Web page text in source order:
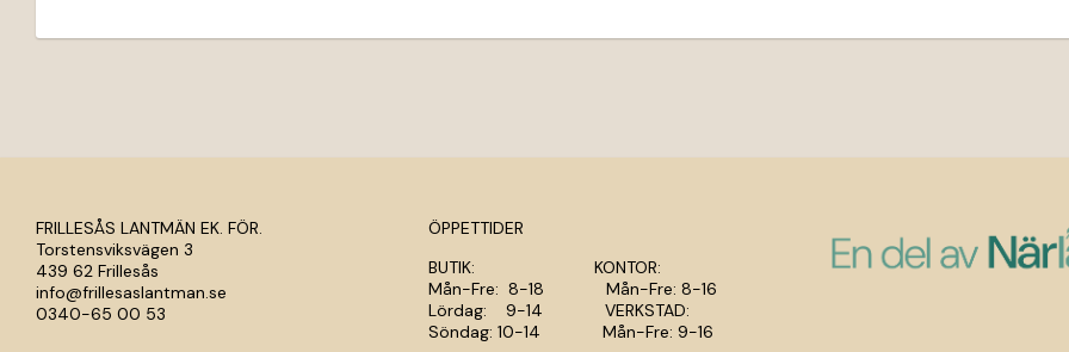
FRILLESÅS LANTMÄN EK. FÖR.
Torstensviksvägen 3
439 62 Frillesås
info@frillesaslantman.se
0340-65 00 53
ÖPPETTIDER
BUTIK: KONTOR:
Mån-Fre: 8-18 Mån-Fre: 8-16
Lördag: 9-14 VERKSTAD:
Söndag: 10-14 Mån-Fre: 9-16